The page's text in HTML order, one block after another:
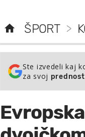
ŠPORT >
Ste izvedeli kaj
za svoj